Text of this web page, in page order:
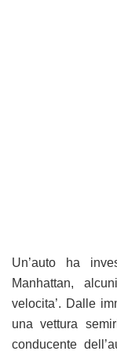
Un’auto ha
Manhattan,
velocita’. Dalle
una vettura
conducente